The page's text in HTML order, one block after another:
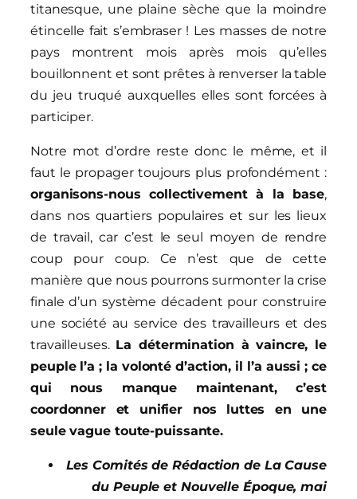
titanesque, une plaine sèche que la moindre
étincelle fait s’embraser ! Les masses de notre
pays montrent mois après mois qu’elles
bouillonnent et sont prêtes à renverser la table
du jeu truqué auxquelles elles sont forcées à
participer.
Notre mot d’ordre reste donc le même, et il
faut le propager toujours plus profondément :
organisons-nous collectivement à la base,
dans nos quartiers populaires et sur les lieux
de travail, car c’est le seul moyen de rendre
coup pour coup. Ce n’est que de cette
manière que nous pourrons surmonter la crise
finale d’un système décadent pour construire
une société au service des travailleurs et des
travailleuses. La détermination à vaincre, le
peuple l’a ; la volonté d’action, il l’a aussi ; ce
qui nous manque maintenant, c’est
coordonner et unifier nos luttes en une
seule vague toute-puissante.
Les Comités de Rédaction de La Cause
du Peuple et Nouvelle Époque, mai